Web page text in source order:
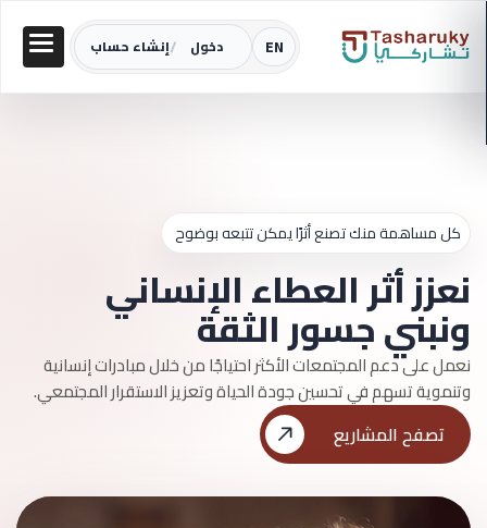
EN دخول /إنشاء حساب
كل مساهمة منك تصنع أثرًا يمكن تتبعه بوضوح
نعزز أثر العطاء الإنساني
ونبني جسور الثقة
نعمل على دعم المجتمعات الأكثر احتياجًا من خلال مبادرات إنسانية
وتنموية تسهم في تحسين جودة الحياة وتعزيز الاستقرار المجتمعي.
تصفح المشاريع